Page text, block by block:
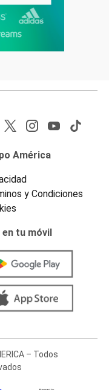
América
y Condiciones
en tu móvil
– Todos